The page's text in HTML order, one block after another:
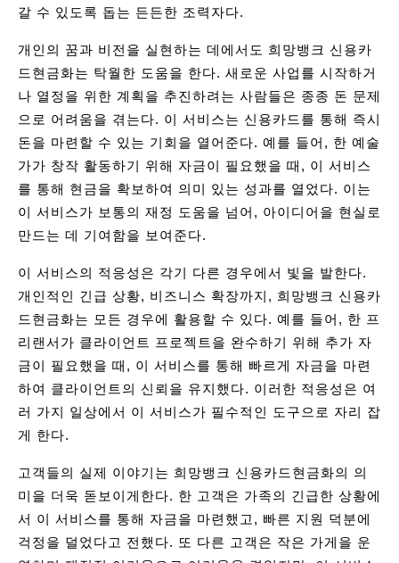
갈 수 있도록 돕는 든든한 조력자다.
개인의 꿈과 비전을 실현하는 데에서도 희망뱅크 신용카
드현금화는 탁월한 도움을 한다. 새로운 사업를 시작하거
나 열정을 위한 계획을 추진하려는 사람들은 종종 돈 문제
으로 어려움을 겪는다. 이 서비스는 신용카드를 통해 즉시
돈을 마련할 수 있는 기회을 열어준다. 예를 들어, 한 예술
가가 창작 활동하기 위해 자금이 필요했을 때, 이 서비스
를 통해 현금을 확보하여 의미 있는 성과를 열었다. 이는
이 서비스가 보통의 재정 도움을 넘어, 아이디어을 현실로
만드는 데 기여함을 보여준다.
이 서비스의 적응성은 각기 다른 경우에서 빛을 발한다.
개인적인 긴급 상황, 비즈니스 확장까지, 희망뱅크 신용카
드현금화는 모든 경우에 활용할 수 있다. 예를 들어, 한 프
리랜서가 클라이언트 프로젝트을 완수하기 위해 추가 자
금이 필요했을 때, 이 서비스를 통해 빠르게 자금을 마련
하여 클라이언트의 신뢰을 유지했다. 이러한 적응성은 여
러 가지 일상에서 이 서비스가 필수적인 도구으로 자리 잡
게 한다.
고객들의 실제 이야기는 희망뱅크 신용카드현금화의 의
미을 더욱 돋보이게한다. 한 고객은 가족의 긴급한 상황에
서 이 서비스를 통해 자금을 마련했고, 빠른 지원 덕분에
걱정을 덜었다고 전했다. 또 다른 고객은 작은 가게을 운